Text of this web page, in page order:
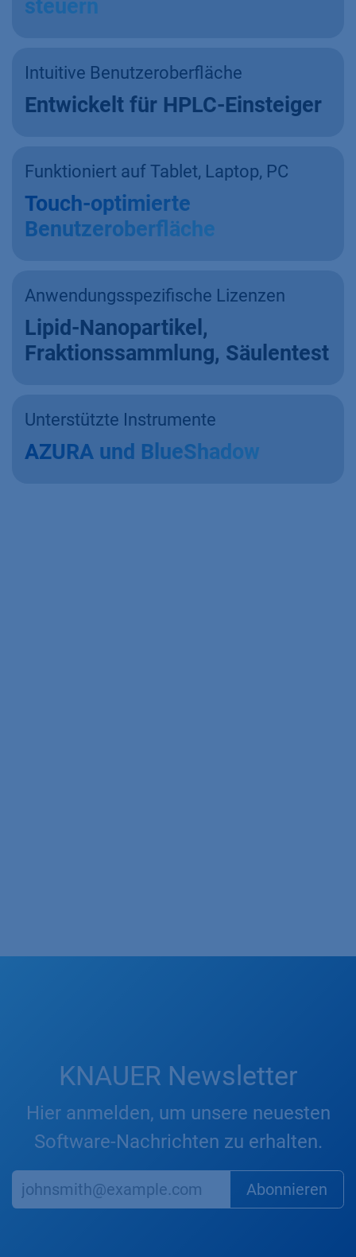
steuern
Anwendungsspezifische Lizenzen
Lipid-Nanopartikel,
Fraktionssammlung, Säulentest
Unterstützte Instrumente
AZURA und BlueShadow
Funktioniert auf Tablet, Laptop, PC
Touch-optimierte
Benutzeroberfläche
Intuitive Benutzeroberfläche
Entwickelt für HPLC-Einsteiger
KNAUER Newsletter
Hier anmelden, um unsere neuesten
Software-Nachrichten zu erhalten.
Abonnieren